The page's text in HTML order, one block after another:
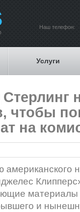
Услуги
Наш телефон:
чтобы
на
и